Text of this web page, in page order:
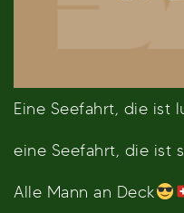
Eine Seefahrt, die ist
eine Seefahrt, die ist
Alle Mann an Deck